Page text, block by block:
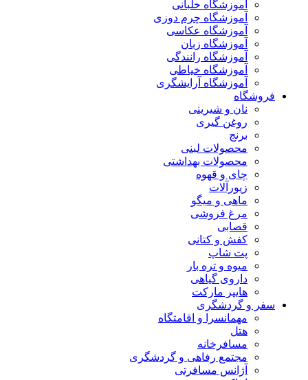
آموزشگاه خلبانی
آموزشگاه چرم دوزی
آموزشگاه عکاسی
آموزشگاه زبان
آموزشگاه رانندگی
آموزشگاه خیاطی
آموزشگاه آرایشگری
فروشگاه
نان و شیرینی
روغن گیری
برنج
محصولات لبنی
محصولات بهداشتی
چای و قهوه
زیورآلات
ماهی و میگو
مرغ فروشی
قصابی
کفش و کتانی
پت شاپ
میوه و تره بار
داروی گیاهی
هایپر مارکت
سفر و گردشگری
مهمانسرا و اقامتگاه
هتل
مسافرخانه
مجتمع رفاهی و گردشگری
آژانس مسافرتی